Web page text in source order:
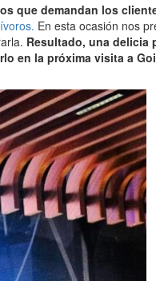
que demandan los
En esta ocasión nos
Resultado, una delicia
en la próxima visita a